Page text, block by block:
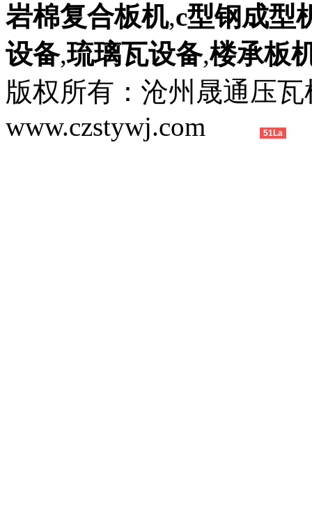
岩棉复合板机,c型钢成型
设备,琉璃瓦设备,楼承板
版权所有：沧州晟通压
www.czstywj.com
51La